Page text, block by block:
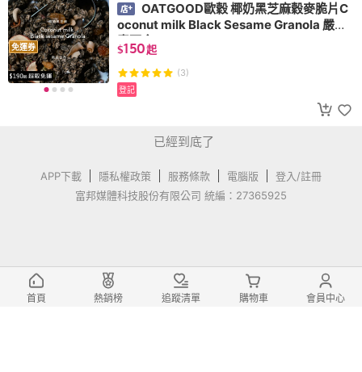
免運券
OATGOOD歐穀 椰奶黑芝麻穀麥脆片C
oconut milk Black Sesame Granola 嚴格
素可食
$150起
(3)
登記
已經到底了
APP下載 隱私權政策 服務條款 電腦版
登入/註冊
富邦媒體科技股份有限公司 統編：27365925
首頁 熱銷榜 追蹤清單 購物車 會員中心